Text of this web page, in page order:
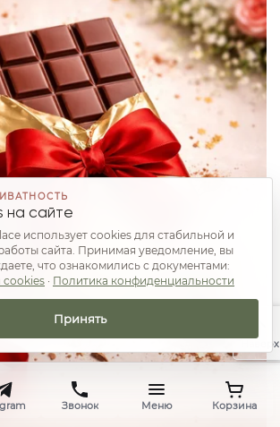
Звонок Меню Корзина
Наверх
на сайте
использует cookies для стабильной и
сайта. Принимая уведомление, вы
что ознакомились с документами:
cookies · Политика конфиденциальности
Принять